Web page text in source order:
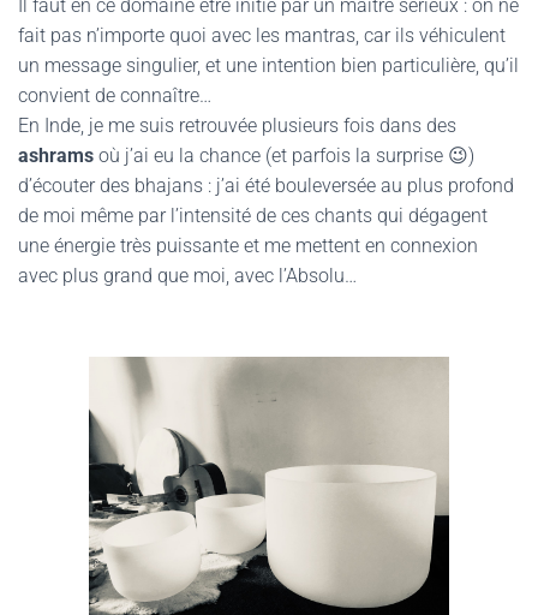
Il faut en ce domaine être initié par un maître sérieux : on ne
fait pas n’importe quoi avec les mantras, car ils véhiculent
un message singulier, et une intention bien particulière, qu’il
convient de connaître…
En Inde, je me suis retrouvée plusieurs fois dans des
ashrams où j’ai eu la chance (et parfois la surprise 😉)
d’écouter des bhajans : j’ai été bouleversée au plus profond
de moi même par l’intensité de ces chants qui dégagent
une énergie très puissante et me mettent en connexion
avec plus grand que moi, avec l’Absolu…